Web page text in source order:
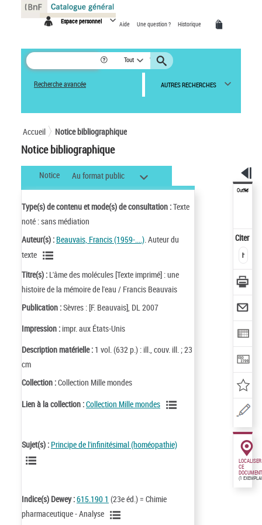
Espace personnel Aide Une question ? Historique
Tout
Recherche avancée AUTRES RECHERCHES
Accueil Notice bibliographique
Notice bibliographique
Notice Au format public
Type(s) de contenu et mode(s) de consultation :Texte
noté : sans médiation
Auteur(s) : Beauvais, Francis (1959-....). Auteur du
texte
Titre(s) : L'âme des molécules [Texte imprimé] : une
histoire de la mémoire de l'eau / Francis Beauvais
Publication :Sèvres : [F. Beauvais], DL 2007
Impression : impr. aux États-Unis
Description matérielle : 1 vol. (632 p.) : ill., couv. ill. ; 23
cm
Collection :Collection Mille mondes
Lien à la collection :Collection Mille mondes
Sujet(s) : Principe de l'infinitésimal (homéopathie)
Indice(s) Dewey :615.190 1 (23e éd.) = Chimie
pharmaceutique - Analyse
Outils
Citer
LOCALISER
CE
DOCUMENT
(1
Panneau de gestion des cookies